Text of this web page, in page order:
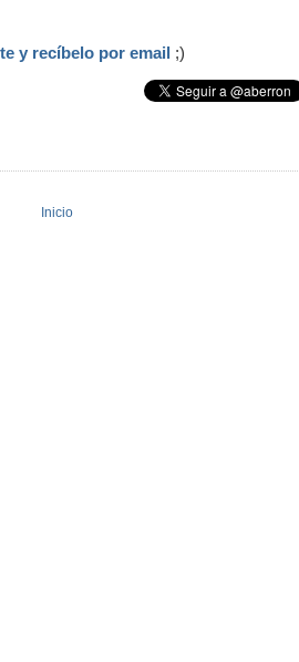
y recíbelo por email ;)
Inicio